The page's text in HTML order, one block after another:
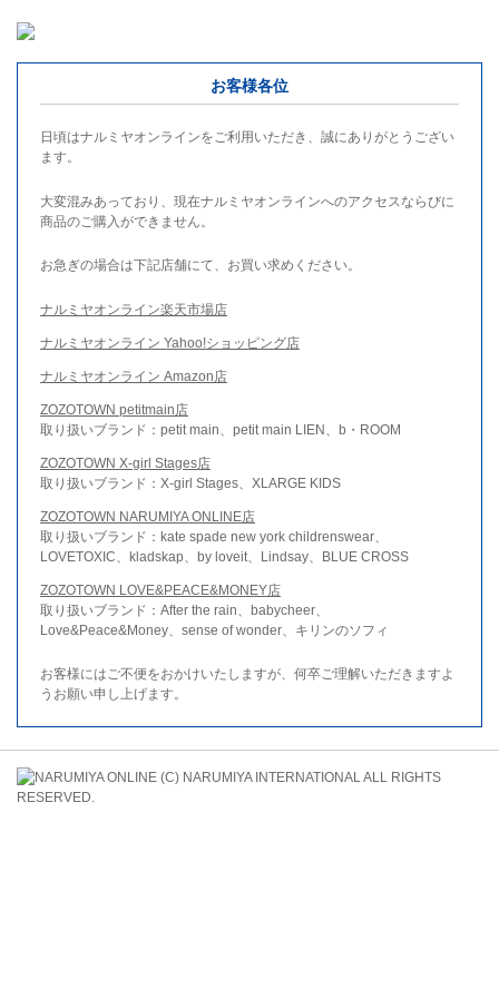
お客様各位
日頃はナルミヤオンラインをご利用いただき、誠にありがとうござい
ます。
大変混みあっており、現在ナルミヤオンラインへのアクセスならびに
商品のご購入ができません。
お急ぎの場合は下記店舗にて、お買い求めください。
ナルミヤオンライン楽天市場店
ナルミヤオンライン Yahoo!ショッピング店
ナルミヤオンライン Amazon店
ZOZOTOWN petitmain店
取り扱いブランド：petit main、petit main LIEN、b・ROOM
ZOZOTOWN X-girl Stages店
取り扱いブランド：X-girl Stages、XLARGE KIDS
ZOZOTOWN NARUMIYA ONLINE店
取り扱いブランド：kate spade new york childrenswear、
LOVETOXIC、kladskap、by loveit、Lindsay、BLUE CROSS
ZOZOTOWN LOVE&PEACE&MONEY店
取り扱いブランド：After the rain、babycheer、
Love&Peace&Money、sense of wonder、キリンのソフィ
お客様にはご不便をおかけいたしますが、何卒ご理解いただきますよ
うお願い申し上げます。